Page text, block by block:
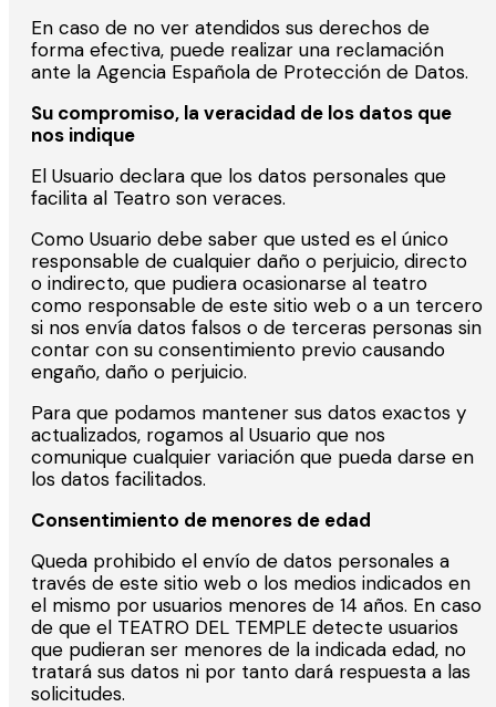
En caso de no ver atendidos sus derechos de
forma efectiva, puede realizar una reclamación
ante la Agencia Española de Protección de Datos.
Su compromiso, la veracidad de los datos que
nos indique
El Usuario declara que los datos personales que
facilita al Teatro son veraces.
Como Usuario debe saber que usted es el único
responsable de cualquier daño o perjuicio, directo
o indirecto, que pudiera ocasionarse al teatro
como responsable de este sitio web o a un tercero
si nos envía datos falsos o de terceras personas sin
contar con su consentimiento previo causando
engaño, daño o perjuicio.
Para que podamos mantener sus datos exactos y
actualizados, rogamos al Usuario que nos
comunique cualquier variación que pueda darse en
los datos facilitados.
Consentimiento de menores de edad
Queda prohibido el envío de datos personales a
través de este sitio web o los medios indicados en
el mismo por usuarios menores de 14 años. En caso
de que el TEATRO DEL TEMPLE detecte usuarios
que pudieran ser menores de la indicada edad, no
tratará sus datos ni por tanto dará respuesta a las
solicitudes.